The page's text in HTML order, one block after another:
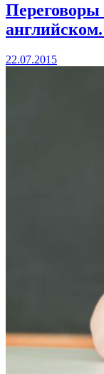
Переговоры
22.07.2015